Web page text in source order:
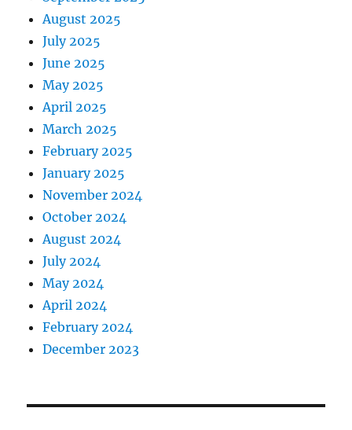
August 2025
July 2025
June 2025
May 2025
April 2025
March 2025
February 2025
January 2025
November 2024
October 2024
August 2024
July 2024
May 2024
April 2024
February 2024
December 2023